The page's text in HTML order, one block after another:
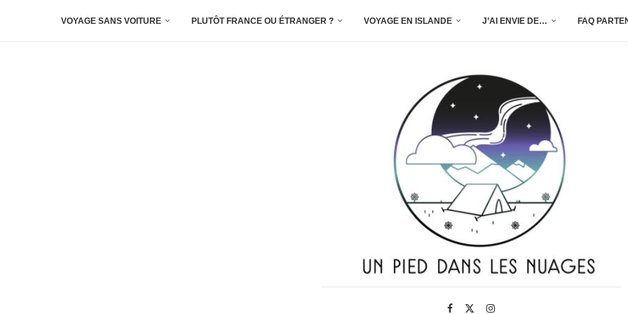
VOYAGE SANS VOITURE PLUTÔT FRANCE OU ÉTRANGER ? VOYAGE EN ISLANDE J’AI ENVIE DE… FAQ